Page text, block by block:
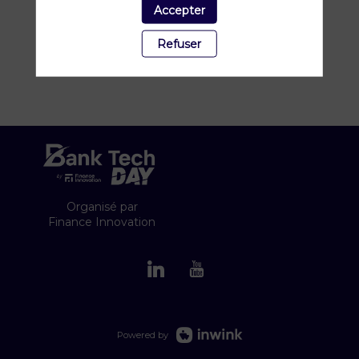
Feedzai pour gérer les processus critiques de
risque et de conformité, protégeant des
billions de dollars de transactions tout en
améliorant l'expérience client et en protégeant
Organisé par
Finance Innovation
Powered by
Accepter
Refuser